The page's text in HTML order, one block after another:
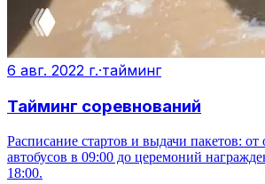
6 авг. 2022 г.·тайминг
Тайминг соревнований
Расписание стартов и выдачи пакетов: от
автобусов в 09:00 до церемоний
18:00.